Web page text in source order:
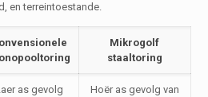
en terreintoestande.
Mikrogolf
staaltoring
as gevolg
Hoër as gevolg van